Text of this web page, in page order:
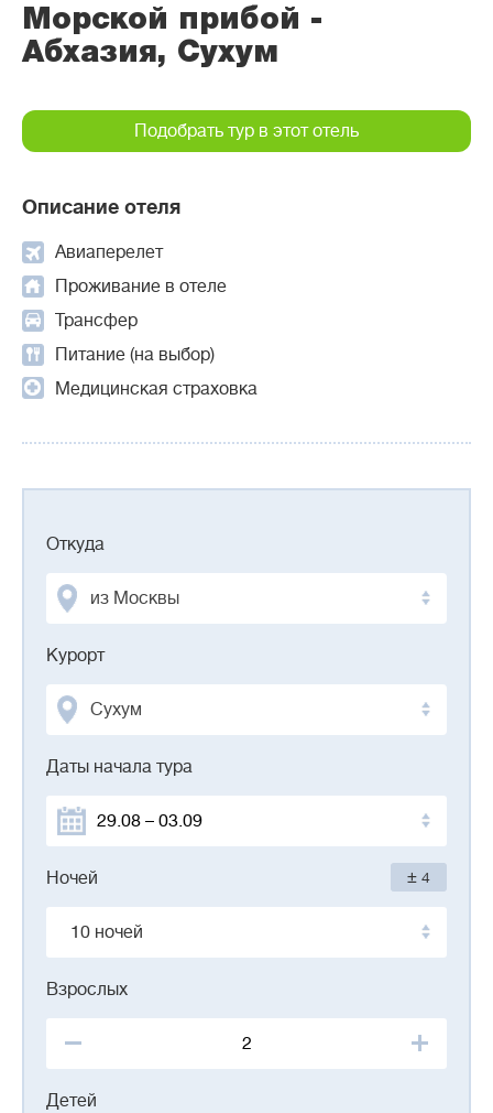
Морской прибой -
Абхазия, Сухум
Описание отеля
Авиаперелет
Проживание в отеле
Трансфер
Питание (на выбор)
Медицинская страховка
Подобрать тур в этот отель
Откуда
из Москвы
Курорт
Сухум
Даты начала тура
Ночей ± 4
10 ночей
Взрослых
Детей